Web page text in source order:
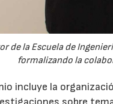
de la Escuela de
formalizando la
incluye la